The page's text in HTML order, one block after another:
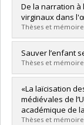
Diplômé(e) :
Cycle :Maîtrise
Diplôme
Lien vers le
De la narration
virginaux dans
Thèses et
Diplômé(e) :
Cycle : Maîtrise
Diplôme
Lien vers le
Sauver l’enfant
Thèses et
Diplômé(e) :
Cycle :Maîtrise
Diplôme
Lien vers le
«La laïcisation
médiévales de
académique de
Thèses et